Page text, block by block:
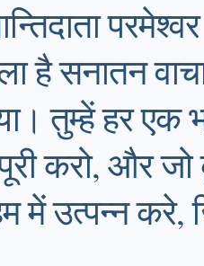
है सनातन
तुम्हें हर एक
करो, और
हम में उत्पन्न